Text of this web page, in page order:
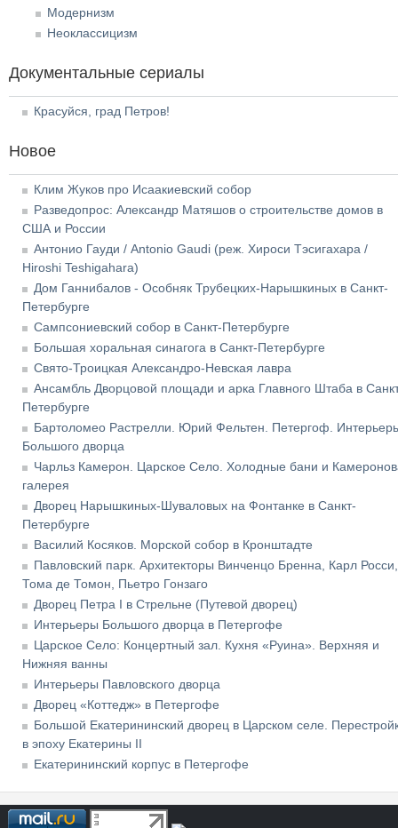
Модернизм
Неоклассицизм
Документальные сериалы
Красуйся, град Петров!
Новое
Клим Жуков про Исаакиевский собор
Разведопрос: Александр Матяшов о строительстве домов в
США и России
Антонио Гауди / Antonio Gaudi (реж. Хироси Тэсигахара /
Hiroshi Teshigahara)
Дом Ганнибалов - Особняк Трубецких-Нарышкиных в Санкт-
Петербурге
Сампсониевский собор в Санкт-Петербурге
Большая хоральная синагога в Санкт-Петербурге
Свято-Троицкая Александро-Невская лавра
Ансамбль Дворцовой площади и арка Главного Штаба в
Петербурге
Бартоломео Растрелли. Юрий Фельтен. Петергоф.
Большого дворца
Чарльз Камерон. Царское Село. Холодные бани и
галерея
Дворец Нарышкиных-Шуваловых на Фонтанке в Санкт-
Петербурге
Василий Косяков. Морской собор в Кронштадте
Павловский парк. Архитекторы Винченцо Бренна, Карл Росси,
Тома де Томон, Пьетро Гонзаго
Дворец Петра I в Стрельне (Путевой дворец)
Интерьеры Большого дворца в Петергофе
Царское Село: Концертный зал. Кухня «Руина». Верхняя и
Нижняя ванны
Интерьеры Павловского дворца
Дворец «Коттедж» в Петергофе
Большой Екатерининский дворец в Царском селе.
в эпоху Екатерины II
Екатерининский корпус в Петергофе